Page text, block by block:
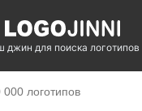
джин для поиска логотипов